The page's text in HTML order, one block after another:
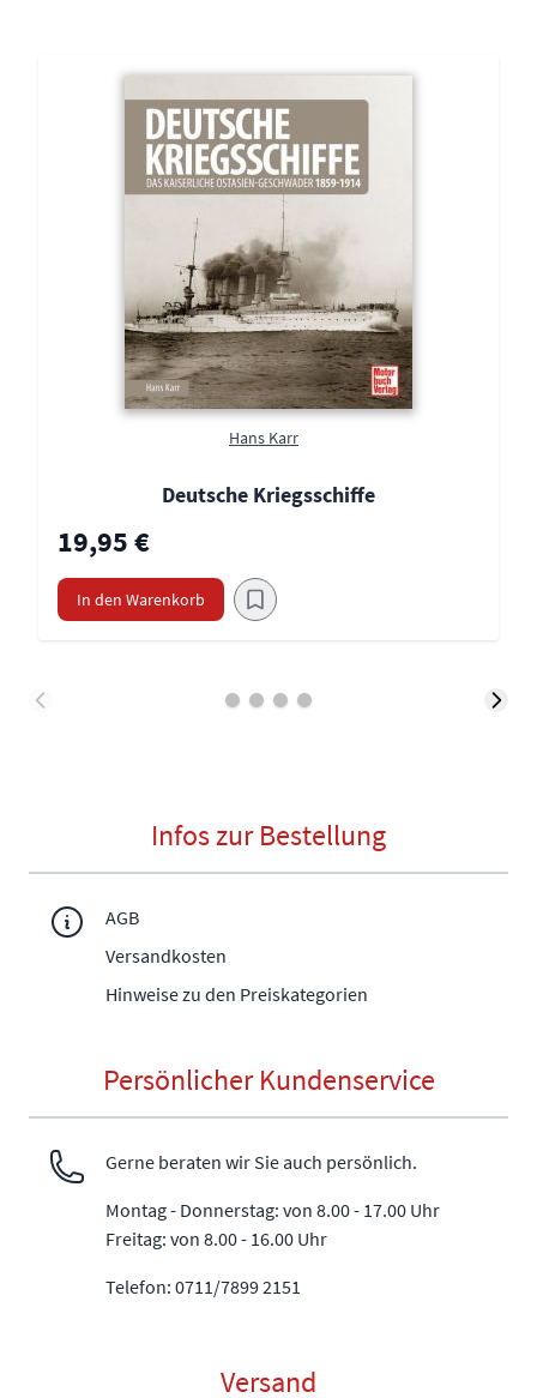
Hans Karr
Deutsche Kriegsschiffe
19,95 €
In den Warenkorb
Infos zur Bestellung
AGB
Versandkosten
Hinweise zu den Preiskategorien
Persönlicher Kundenservice
Gerne beraten wir Sie auch persönlich.
Montag - Donnerstag: von 8.00 - 17.00 Uhr
Freitag: von 8.00 - 16.00 Uhr
Telefon: 0711/7899 2151
Versand